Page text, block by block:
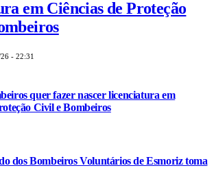
em Ciências de Proteção
- 22:31
quer fazer nascer licenciatura em
Civil e Bombeiros
dos Bombeiros Voluntários de Esmoriz toma